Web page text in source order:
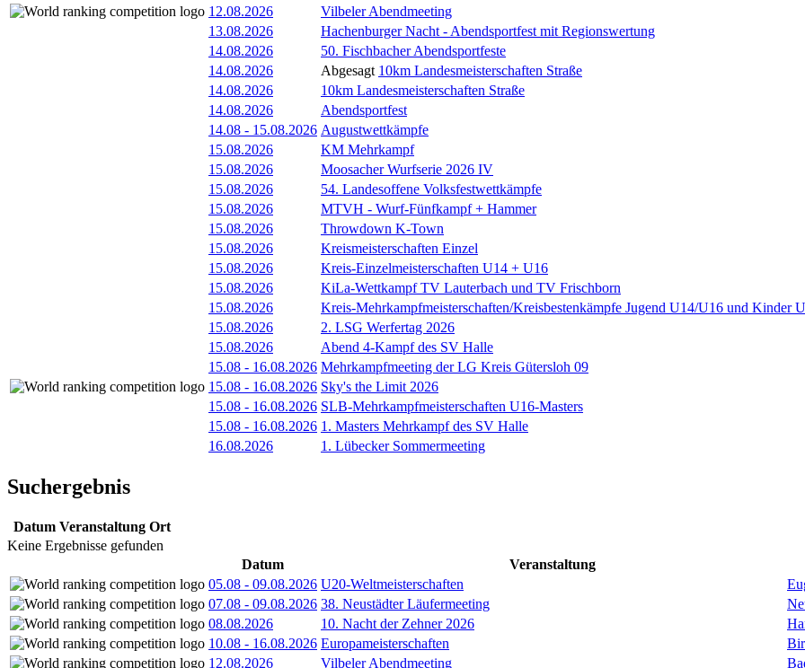
12.08.2026
Vilbeler Abendmeeting
13.08.2026
Hachenburger Nacht - Abendsportfest mit Regionswertung
14.08.2026
50. Fischbacher Abendsportfeste
14.08.2026
Abgesagt 10km Landesmeisterschaften Straße
14.08.2026
10km Landesmeisterschaften Straße
14.08.2026
Abendsportfest
14.08 - 15.08.2026 Augustwettkämpfe
15.08.2026
KM Mehrkampf
15.08.2026
Moosacher Wurfserie 2026 IV
15.08.2026
54. Landesoffene Volksfestwettkämpfe
15.08.2026
MTVH - Wurf-Fünfkampf + Hammer
15.08.2026
Throwdown K-Town
15.08.2026
Kreismeisterschaften Einzel
15.08.2026
Kreis-Einzelmeisterschaften U14 + U16
15.08.2026
KiLa-Wettkampf TV Lauterbach und TV Frischborn
15.08.2026
Kreis-Mehrkampfmeisterschaften/Kreisbestenkämpfe Jugend U14/U16 und Kinder
15.08.2026
2. LSG Werfertag 2026
15.08.2026
Abend 4-Kampf des SV Halle
15.08 - 16.08.2026 Mehrkampfmeeting der LG Kreis Gütersloh 09
15.08 - 16.08.2026 Sky's the Limit 2026
15.08 - 16.08.2026 SLB-Mehrkampfmeisterschaften U16-Masters
15.08 - 16.08.2026 1. Masters Mehrkampf des SV Halle
16.08.2026
1. Lübecker Sommermeeting
Suchergebnis
Datum Veranstaltung Ort
Keine Ergebnisse gefunden
Datum
Veranstaltung
05.08 - 09.08.2026 U20-Weltmeisterschaften
07.08 - 09.08.2026 38. Neustädter Läufermeeting
08.08.2026
10. Nacht der Zehner 2026
10.08 - 16.08.2026 Europameisterschaften
12.08.2026
Vilbeler Abendmeeting